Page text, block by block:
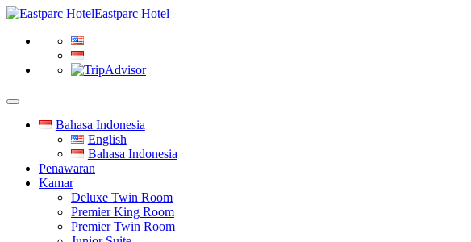
Eastparc Hotel
Bahasa Indonesia
English
Bahasa Indonesia
Penawaran
Kamar
Deluxe Twin Room
Premier King Room
Premier Twin Room